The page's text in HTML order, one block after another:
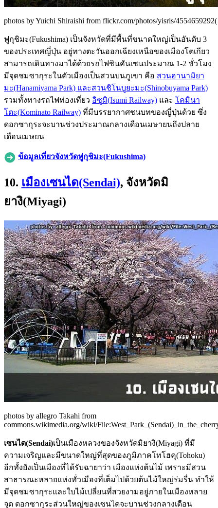
photos by Yuichi Shiraishi from flickr.com/photos/yisris/
ฟูกุชิมะ(Fukushima) เป็นจังหวัดที่มีพื้นที่ขนาดใหญ่เป็นอันดับ 3
ของประเทศญี่ปุ่น อยู่ทางตะวันออกเฉียงเหนือของเมืองโตเกียว
สามารถเดินทางมาได้ด้วยรถไฟชินคันเซนประมาณ 1-2 ชั่วโมง
มีจุดชมซากุระในตัวเมืองเป็นสวนบนภูเขา คือ สวนฮานามิยา
มะ(Hanamiyama Park) และสวนชิโนบูยะมะ(Shinobuyama Park)
รวมทั้งทางรถไฟท่องเที่ยว อิซูมิ(Isumi Railway) และ โคมินา
โตะ(Kominato Railway) ที่มีบรรยากาศชนบทของญี่ปุ่นด้วย ซึ่ง
ดอกซากุระจะบานช่วงประมาณกลางเดือนเมษายนถึงปลาย
เดือนเมษยน
ข้อมูลเที่ยวจังหวัดฟูกุชิมะ(Fukushima)
10. เมืองเซนได(Sendai), จังหวัดมิ
ยางิ(Miyagi)
photos by allegro Takahi from
commons.wikimedia.org/wiki/
เซนได(Sendai)เป็นเมืองหลวงของจังหวัดมิยางิ(Miyagi) ที่มี
ความเจริญและมีขนาดใหญ่ที่สุดของภูมิภาคโทโฮคุ(Tohoku)
อีกทั้งยังเป็นเมืองที่ได้รับฉายาว่า เมืองแห่งต้นไม้ เพราะมีสวน
สาธารณะหลายแห่งทั่วเมืองที่เต็มไปด้วยต้นไม้ใหญ่ร่มรื่น ทำให้
มีจุดชมซากุระและใบไม้เปลี่ยนที่สวยงามอยู่ภายในเมืองหลาย
จุด ดอกซากุระส่วนใหญ่ของเซนไดจะบานช่วงกลางเดือน